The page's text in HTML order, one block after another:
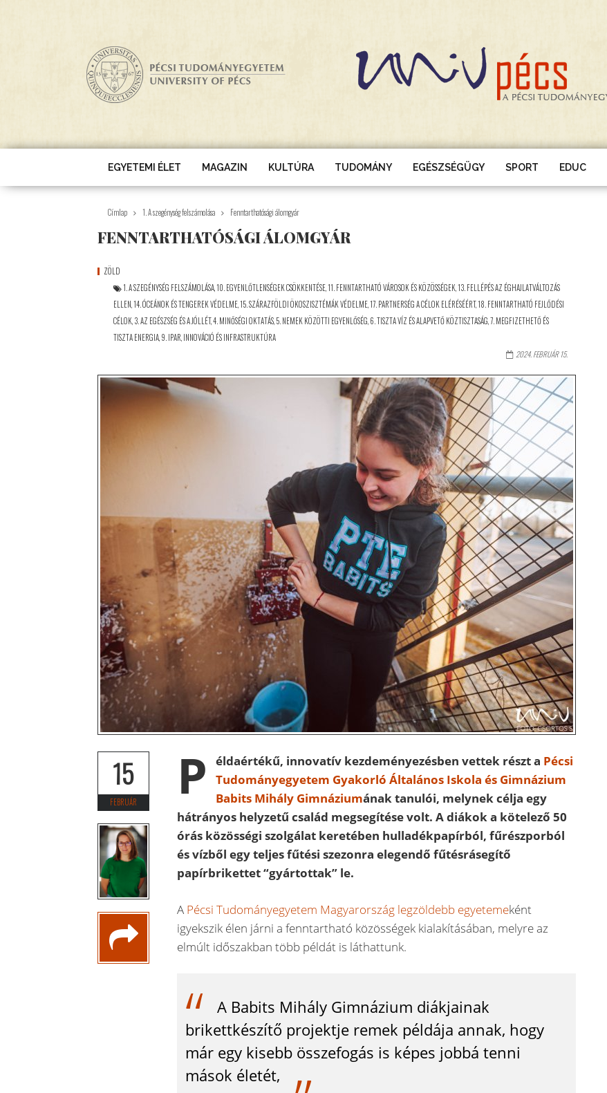
EGYETEMI ÉLET MAGAZIN KULTÚRA TUDOMÁNY EGÉSZSÉGÜGY SPORT EDUC
Címlap 1. A szegénység felszámolása Fenntarthatósági álomgyár
FENNTARTHATÓSÁGI ÁLOMGYÁR
ZÖLD
1. A SZEGÉNYSÉG FELSZÁMOLÁSA,10. EGYENLŐTLENSÉGEK CSÖKKENTÉSE,11. FENNTARTHATÓ VÁROSOK ÉS KÖZÖSSÉGEK,13. FELLÉPÉS AZ ÉGHAJLATVÁLTOZÁS
ELLEN,14. ÓCEÁNOK ÉS TENGEREK VÉDELME,15. SZÁRAZFÖLDI ÖKOSZISZTÉMÁK VÉDELME,17. PARTNERSÉG A CÉLOK ELÉRÉSÉÉRT,18. FENNTARTHATÓ FEJLŐDÉSI
CÉLOK,3. AZ EGÉSZSÉG ÉS A JÓLLÉT,4. MINŐSÉGI OKTATÁS,5. NEMEK KÖZÖTTI EGYENLŐSÉG,6. TISZTA VÍZ ÉS ALAPVETŐ KÖZTISZTASÁG,7. MEGFIZETHETŐ ÉS
TISZTA ENERGIA,9. IPAR, INNOVÁCIÓ ÉS INFRASTRUKTÚRA
2024. FEBRUÁR 15.
15
FEBRUÁR P éldaértékű, innovatív kezdeményezésben vettek részt a Pécsi
Tudományegyetem Gyakorló Általános Iskola és Gimnázium
Babits Mihály Gimnáziumának tanulói, melynek célja egy
hátrányos helyzetű család megsegítése volt. A diákok a kötelező 50
órás közösségi szolgálat keretében hulladékpapírból, fűrészporból
és vízből egy teljes fűtési szezonra elegendő fűtésrásegítő
papírbrikettet “gyártottak” le.
A Pécsi Tudományegyetem Magyarország legzöldebb egyetemeként
igyekszik élen járni a fenntartható közösségek kialakításában, melyre az
elmúlt időszakban több példát is láthattunk.
A Babits Mihály Gimnázium diákjainak
brikettkészítő projektje remek példája annak, hogy
már egy kisebb összefogás is képes jobbá tenni
mások életét,